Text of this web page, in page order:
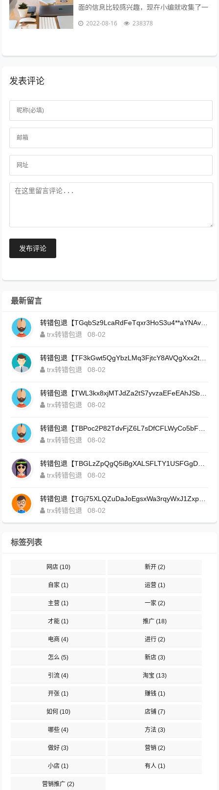
面的信息比较感兴趣，现在小编就收集了一
些与火拍短视频为什么不能播了相关的信息
2022-08-16 238378
发表评论
发布评论
最新留言
trx转错包退
08-02
trx转错包退
08-02
trx转错包退
08-02
trx转错包退
08-02
trx转错包退
08-02
trx转错包退
08-02
标签列表
网店(10) 新开(2)
自家 (1) 运营 (1)
主营 (1) 一家(2)
才能 (1) 推广 (18)
电商 (4) 进行(2)
怎么 (5) 新店(3)
引流 (4) 淘宝 (13)
开张 (1) 赚钱(1)
如何 (10) 店铺(7)
哪些 (4) 方法(3)
做好 (3) 营销 (2)
小店 (1) 有人(1)
营销推广 (2)